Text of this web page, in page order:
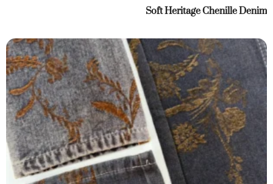
Soft Heritage Chenille Denim